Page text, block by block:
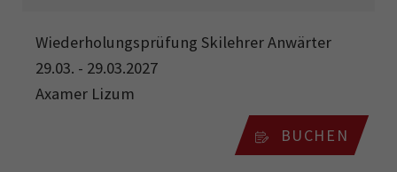
Wiederholungsprüfung Skilehrer Anwärter
29.03. - 29.03.2027
Axamer Lizum
BUCHEN